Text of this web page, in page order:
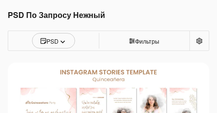
PSD По Запросу Нежный
PSD Фильтры